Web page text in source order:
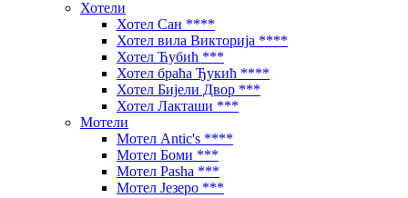
Хотели
Хотел Сан ****
Хотел вила Викторија ****
Хотел Ћубић ***
Хотел браћа Ђукић ****
Хотел Бијели Двор ***
Хотел Лакташи ***
Мотели
Мотел Antic's ****
Мотел Боми ***
Мотел Pasha ***
Мотел Језеро ***